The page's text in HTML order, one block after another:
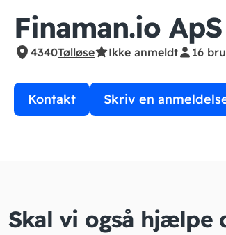
Finaman.io ApS
4340Tølløse Ikke anmeldt 16
Kontakt Skriv en
Skal vi også hjælpe